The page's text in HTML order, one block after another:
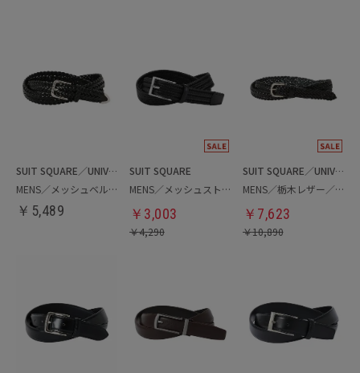
SUIT SQUARE／UNIVERSAL LANGUAGE
MENS／メッシュベルト
￥ 5,489
SUIT SQUARE
MENS／メッシュストレッチベルト
￥ 3,003
￥4,290
SUIT SQUARE／UNIVERSAL LANGUAGE
MENS／栃木レザー／メッシュベルト
￥ 7,623
￥10,890